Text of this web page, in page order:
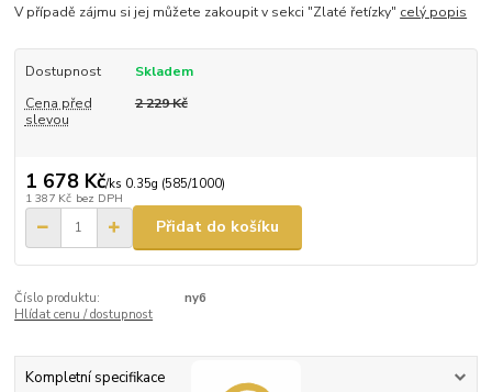
V případě zájmu si jej můžete zakoupit v sekci "Zlaté řetízky" celý popis
Dostupnost
Skladem
Cena před
slevou
2 229 Kč
1 678 Kč/ks 0.35g (585/1000)
1 387 Kč bez DPH
Přidat do košíku
Číslo produktu:
ny6
Hlídat cenu / dostupnost
Kompletní specifikace